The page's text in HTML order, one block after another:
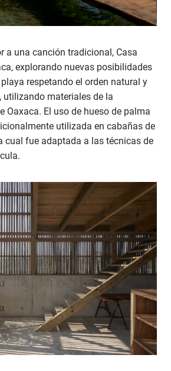
a una canción tradicional, Casa
explorando nuevas posibilidades
respetando el orden natural y
materiales de la
Oaxaca. El uso de hueso de palma
utilizada en cabañas de
cual fue adaptada a las técnicas de